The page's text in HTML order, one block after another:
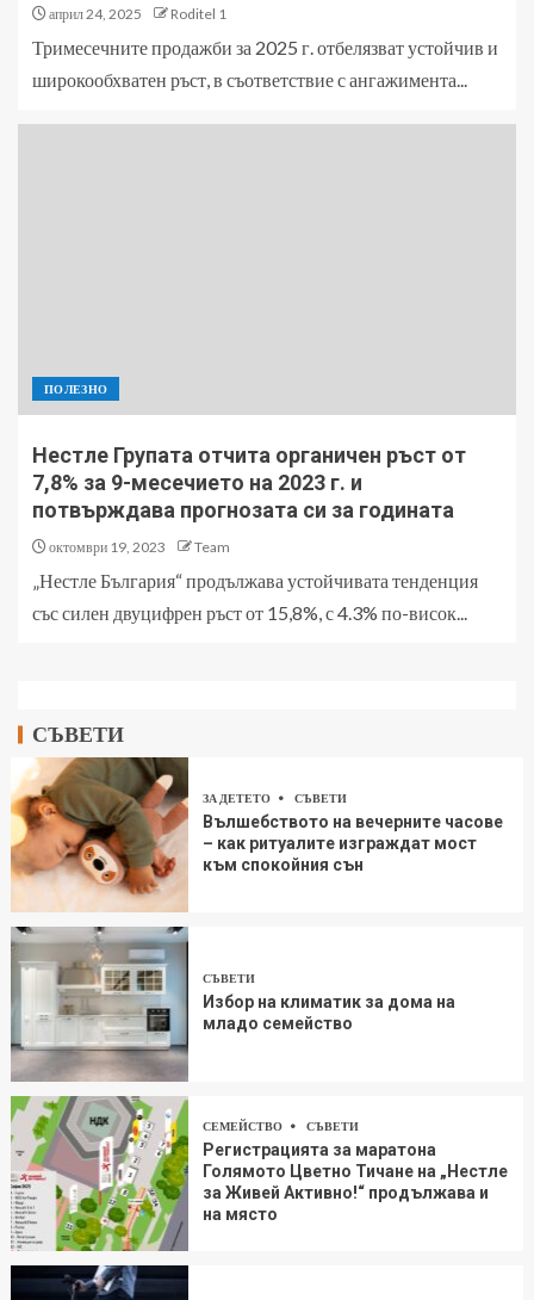
април 24, 2025 Roditel 1
Тримесечните продажби за 2025 г. отбелязват устойчив и
широкообхватен ръст, в съответствие с ангажимента...
ПОЛЕЗНО
Нестле Групата отчита органичен ръст от
7,8% за 9-месечието на 2023 г. и
потвърждава прогнозата си за годината
октомври 19, 2023 Team
„Нестле България“ продължава устойчивата тенденция
със силен двуцифрен ръст от 15,8%, с 4.3% по-висок...
СЪВЕТИ
ЗА ДЕТЕТО СЪВЕТИ
Вълшебството на вечерните часове
– как ритуалите изграждат мост
към спокойния сън
СЪВЕТИ
Избор на климатик за дома на
младо семейство
СЕМЕЙСТВО СЪВЕТИ
Регистрацията за маратона
Голямото Цветно Тичане на „Нестле
за Живей Aктивно!“ продължава и
на място